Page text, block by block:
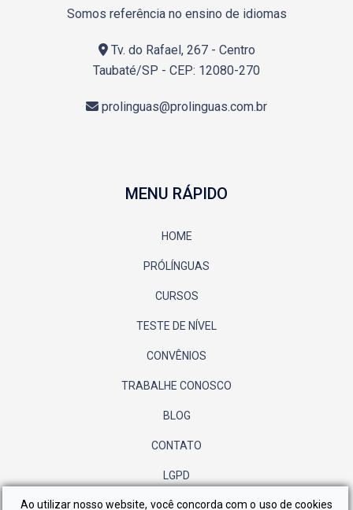
Somos referência no ensino de idiomas
Tv. do Rafael, 267 - Centro
Taubaté/SP - CEP: 12080-270
prolinguas@prolinguas.com.br
MENU RÁPIDO
HOME
PRÓLÍNGUAS
CURSOS
TESTE DE NÍVEL
CONVÊNIOS
TRABALHE CONOSCO
BLOG
CONTATO
LGPD
POLÍTICA DE PRIVACIDADE
Ao utilizar nosso website, você concorda com o uso de cookies